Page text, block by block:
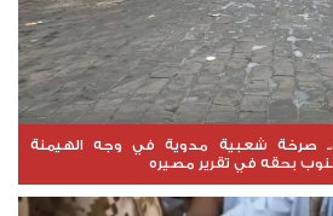
صرخة شعبية مدوية في وجه الهيمنة
بحقه في تقرير مصيره